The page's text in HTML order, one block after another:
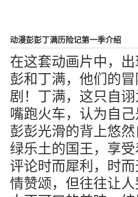
动漫彭彭丁满历险记第一季介绍
在这套动画片中，
彭和丁满，他们的
剧！丁满，这只自
嘴跑火车，认为自
彭彭光滑的背上悠
绿乐土的国王，享
评论时而犀利，时
情赞颂，但往往让